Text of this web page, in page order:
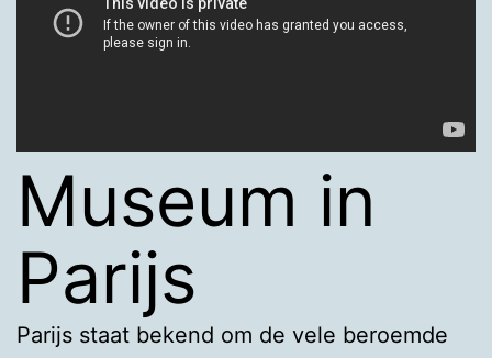
Museum in
Parijs
Parijs staat bekend om de vele beroemde